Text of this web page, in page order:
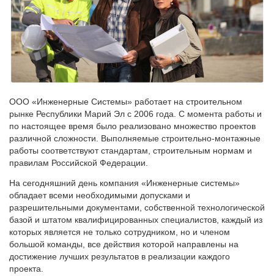
ООО «Инженерные Системы» работает на строительном
рынке Республики Марий Эл с 2006 года. С момента работы и
по настоящее время было реализовано множество проектов
различной сложности. Выполняемые строительно-монтажные
работы соответствуют стандартам, строительным нормам и
правилам Российской Федерации.
На сегодняшний день компания «Инженерные системы»
обладает всеми необходимыми допусками и
разрешительными документами, собственной технологической
базой и штатом квалифицированных специалистов, каждый из
которых является не только сотрудником, но и членом
большой команды, все действия которой направлены на
достижение лучших результатов в реализации каждого
проекта.